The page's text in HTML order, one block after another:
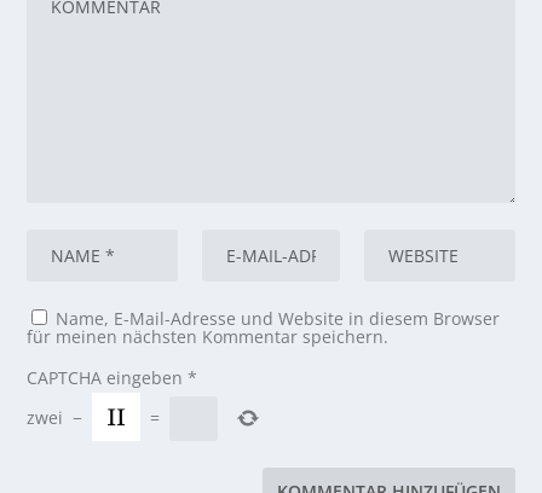
Name, E-Mail-Adresse und Website in diesem Browser
für meinen nächsten Kommentar speichern.
CAPTCHA eingeben *
zwei − =